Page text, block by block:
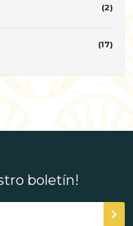
(2)
(17)
boletín!